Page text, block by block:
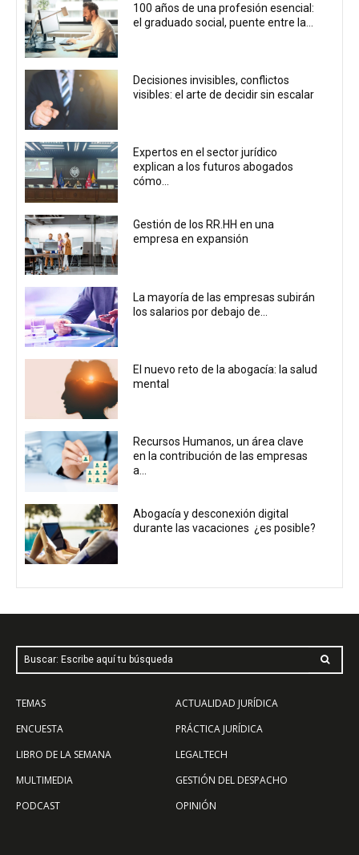
100 años de una profesión esencial:
el graduado social, puente entre la...
Decisiones invisibles, conflictos
visibles: el arte de decidir sin escalar
Expertos en el sector jurídico
explican a los futuros abogados
cómo...
Gestión de los RR.HH en una
empresa en expansión
La mayoría de las empresas subirán
los salarios por debajo de...
El nuevo reto de la abogacía: la salud
mental
Recursos Humanos, un área clave
en la contribución de las empresas
a...
Abogacía y desconexión digital
durante las vacaciones ¿es posible?
Buscar: Escribe aquí tu búsqueda
TEMAS
ENCUESTA
LIBRO DE LA SEMANA
MULTIMEDIA
PODCAST
ACTUALIDAD JURÍDICA
PRÁCTICA JURÍDICA
LEGALTECH
GESTIÓN DEL DESPACHO
OPINIÓN